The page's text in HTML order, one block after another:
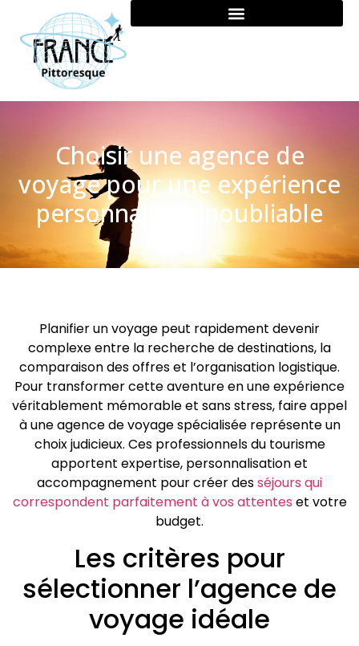
Choisir une agence de
voyage pour une expérience
personnalisée inoubliable
Planifier un voyage peut rapidement devenir
complexe entre la recherche de destinations, la
comparaison des offres et l’organisation logistique.
Pour transformer cette aventure en une expérience
véritablement mémorable et sans stress, faire appel
à une agence de voyage spécialisée représente un
choix judicieux. Ces professionnels du tourisme
apportent expertise, personnalisation et
accompagnement pour créer desséjours qui
correspondent parfaitement à vos attentes et votre
budget.
Les critères pour
sélectionner l’agence de
voyage idéale